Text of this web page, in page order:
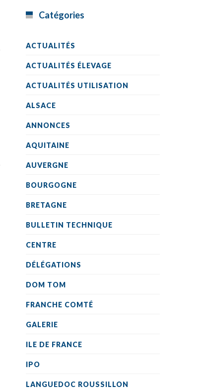
Catégories
ACTUALITÉS
ACTUALITÉS ÉLEVAGE
ACTUALITÉS UTILISATION
ALSACE
ANNONCES
AQUITAINE
AUVERGNE
BOURGOGNE
BRETAGNE
BULLETIN TECHNIQUE
CENTRE
DÉLÉGATIONS
DOM TOM
FRANCHE COMTÉ
GALERIE
ILE DE FRANCE
IPO
LANGUEDOC ROUSSILLON